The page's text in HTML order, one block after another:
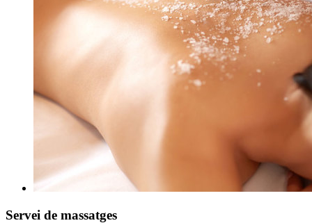
Servei de massatges